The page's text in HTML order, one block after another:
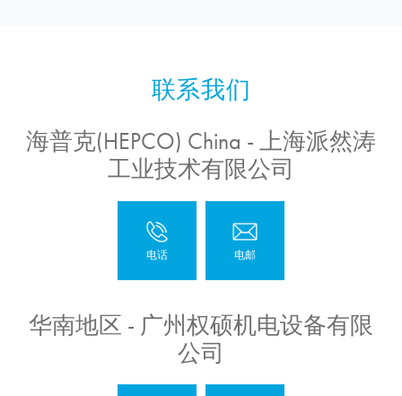
海普克(HEPCO) China - 上海派然涛
工业技术有限公司
华南地区 - 广州权硕机电设备有限
公司